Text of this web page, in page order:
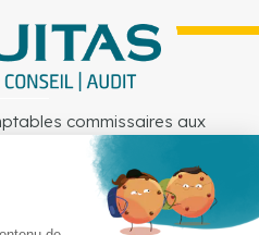
commissaires aux
Lens et Douai